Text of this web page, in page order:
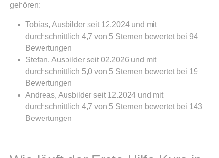
gehören:
Tobias, Ausbilder seit 12.2024 und mit
durchschnittlich 4,7 von 5 Sternen bewertet bei 94
Bewertungen
Stefan, Ausbilder seit 02.2026 und mit
durchschnittlich 5,0 von 5 Sternen bewertet bei 19
Bewertungen
Andreas, Ausbilder seit 12.2024 und mit
durchschnittlich 4,7 von 5 Sternen bewertet bei 143
Bewertungen